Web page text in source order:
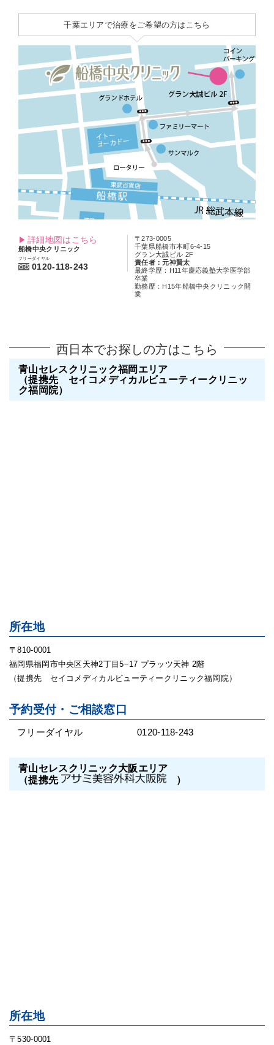
千葉エリアで治療をご希望の方はこちら
詳細地図はこちら
船橋中央クリニック
フリーダイヤル
0120-118-243
〒273-0005
千葉県船橋市本町6-4-15
グラン大誠ビル 2F
責任者：元神賢太
最終学歴：H11年慶応義塾大学医学部
卒業
勤務歴：H15年船橋中央クリニック開
業
西日本でお探しの方はこちら
青山セレスクリニック福岡エリア
（提携先 セイコメディカルビューティークリニッ
ク福岡院）
所在地
〒810-0001
福岡県福岡市中央区天神2丁目5−17 プラッツ天神 2階
（提携先 セイコメディカルビューティークリニック福岡院）
予約受付・ご相談窓口
フリーダイヤル 0120-118-243
青山セレスクリニック大阪エリア
（提携先
）
所在地
〒530-0001